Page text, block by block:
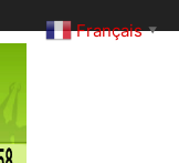
Français ▼